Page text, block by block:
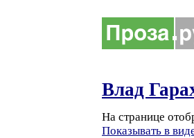
Влад
На странице
Показывать в